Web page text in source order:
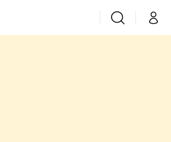
VyhledáváníMůj